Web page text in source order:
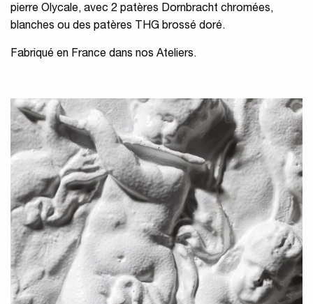
pierre Olycale, avec 2 patères Dornbracht chromées,
blanches ou des patères THG brossé doré.
Fabriqué en France dans nos Ateliers.